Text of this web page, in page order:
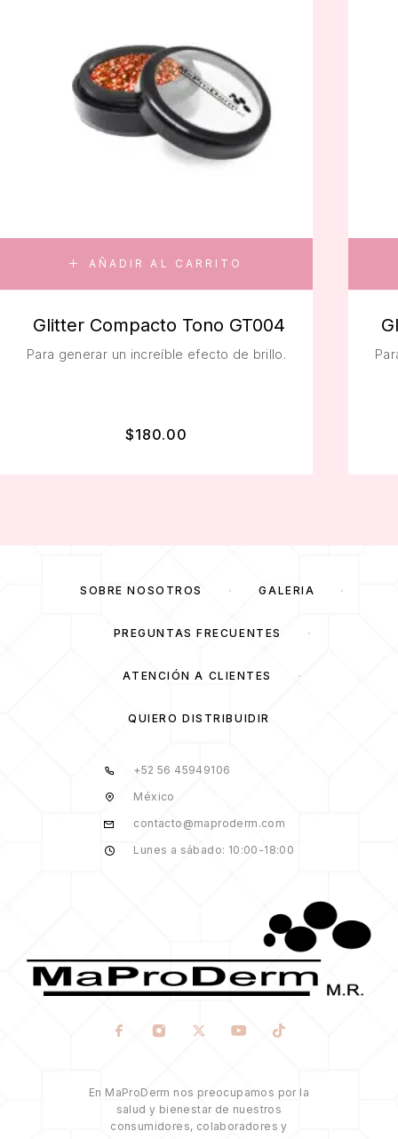
AÑADIR AL CARRITO
Glitter Compacto Tono GT004
Para generar un increíble efecto de brillo.
$180.00
SOBRE NOSOTROS GALERÍA
PREGUNTAS FRECUENTES
ATENCIÓN A CLIENTES
QUIERO DISTRIBUIDIR
+52 56 45949106
México
contacto@maproderm.com
Lunes a sábado: 10:00-18:00
En MaProDerm nos preocupamos por la
salud y bienestar de nuestros
consumidores, colaboradores y